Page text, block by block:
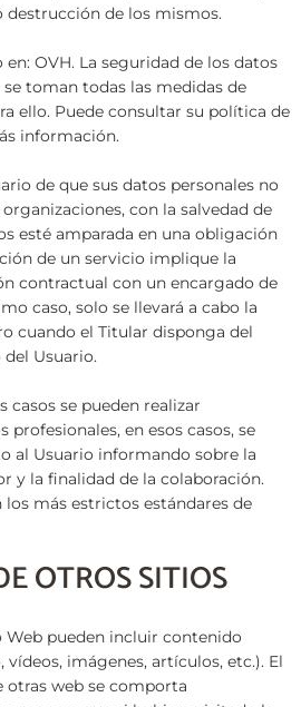
destrucción de los mismos.
OVH. La seguridad de los datos
toman todas las medidas de
ello. Puede consultar su política de
información.
de que sus datos personales no
con la salvedad de
esté amparada en una obligación
de un servicio implique la
contractual con un encargado de
caso, solo se llevará a cabo la
cuando el Titular disponga del
Usuario.
casos se pueden realizar
profesionales, en esos casos, se
al Usuario informando sobre la
y la finalidad de la colaboración.
los más estrictos estándares de
OTROS SITIOS
Web pueden incluir contenido
imágenes, artículos, etc.). El
web se comporta